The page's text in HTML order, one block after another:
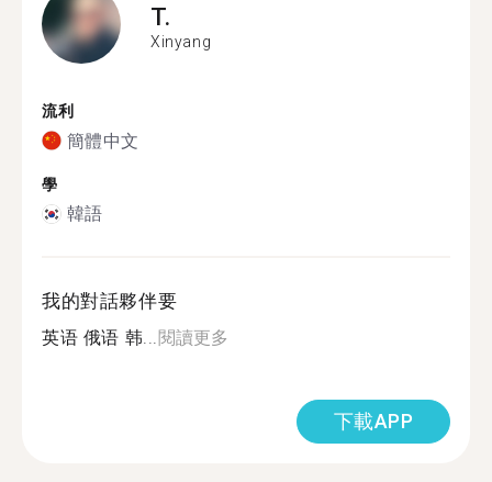
T.
Xinyang
流利
簡體中文
學
韓語
我的對話夥伴要
英语 俄语 韩...閱讀更多
下載APP